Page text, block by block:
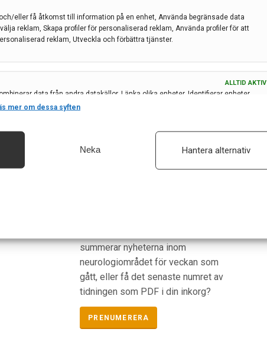
eller få åtkomst till information på en enhet, Använda begränsade data
reklam, Skapa profiler för personaliserad reklam, Använda profiler för att
reklam, Utveckla och förbättra tjänster.
ALLTID AKTIV
data från andra datakällor, Länka olika enheter, Identifierar enheter
som överförs automatiskt.
dina integritetsval.
ALLTID AKTIV
mer om dessa syften
Neka Hantera alternativ
summerar nyheterna inom
neurologiområdet för veckan som
gått, eller få det senaste numret av
tidningen som PDF i din inkorg?
PRENUMERERA